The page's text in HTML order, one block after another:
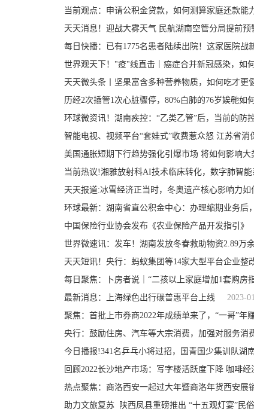
当前观点：申请公积金贷款，如何测算家庭还款能
天天消息！迎战大雾天气 民航湖南空管分局提前预
每日快播：已有1775名患者陆续出院！这家医院
世界观天下！"疫"线直击｜癌症合并新冠感染，如
天天微头条丨坚果富含多种营养物质，如何吃才更
历经2次插管1次心脏骤停，80%白肺的76岁娭毑如
环球微资讯！湖南疾控：“乙类乙管”后，当前的防
智能电视、视频平台“套娃式”收费惹众怒 江苏省消
美国通胀短期下行趋势强化引爆市场 将如何影响大
当前热议!湘雅放射科AI技术临床转化，数字肺智
天天报道:冰雪经济正当时，冬奥遗产核心影响力如
环球最新：湖南省直公积金中心：办理缩期业务后
中国保险行业协会发布《农业保险产品开发指引》
世界微速讯：发车！湖南发放冬春救助物资2.89万
天天短讯！央行：蚂蚁集团等14家大型平台企业整
每日聚焦：卜房者说｜“二孩以上家庭增加1套购房
最新消息：上海绿色出行碳普惠平台上线
2023-
聚焦：首批上市券商2022年成绩单来了，“一哥”年
央行：鼓励住房、汽车等大宗消费，加强对服务消
今日播报!341名乒乓小将过招，国青国少集训队湖
回顾2022长沙地产市场：写字楼活跃度下降 咖啡经
热点聚焦：商洛西安一起过大年暨商洛年货西安展
助力文旅复苏 陕西凤县重磅推出 “十五观灯宴”民